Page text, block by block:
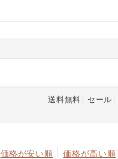
送料無料 セール
価格が安い順 価格が高い順